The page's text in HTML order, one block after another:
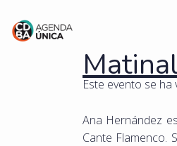
Este evento se ha
Ana Hernández
Cante Flamenco.